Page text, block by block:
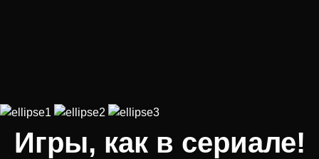
Игры, как в сериале!